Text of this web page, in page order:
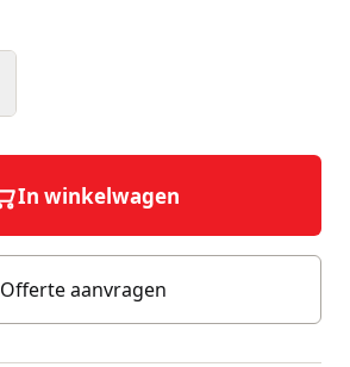
In winkelwagen
Offerte aanvragen